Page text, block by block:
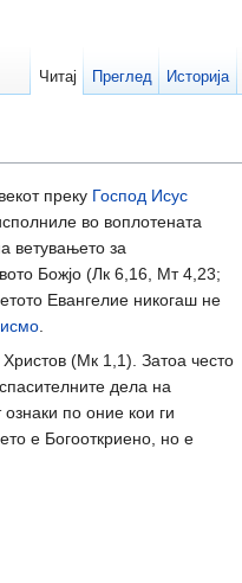
преку Господ Исус
во воплотената
ветувањето за
Божјо (Лк 6,16, Мт 4,23;
Евангелие никогаш не
.
Христов (Мк 1,1). Затоа често
дела на
по оние кои ги
е Богооткриено, но е
Читај Преглед Историја